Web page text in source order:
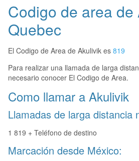
Codigo de area de
Quebec
El Codigo de Area de Akulivik es 819
Para realizar una llamada de larga
necesario conocer El Codigo de Area.
Como llamar a Akulivik
Llamadas de larga distancia
1 819 + Teléfono de destino
Marcación desde México: